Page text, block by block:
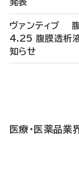
発表
ヴァンティブ
4.25 腹膜透析
知らせ
医療・医薬品業